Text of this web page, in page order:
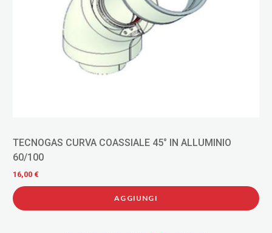
45° IN ALLUMINIO
TECNOGAS PROLUNGA PER